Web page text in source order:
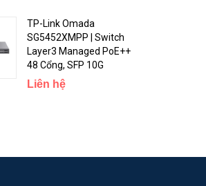
TP-Link Omada
SG5452XMPP | Switch
Layer3 Managed PoE++
48 Cổng, SFP 10G
Liên hệ